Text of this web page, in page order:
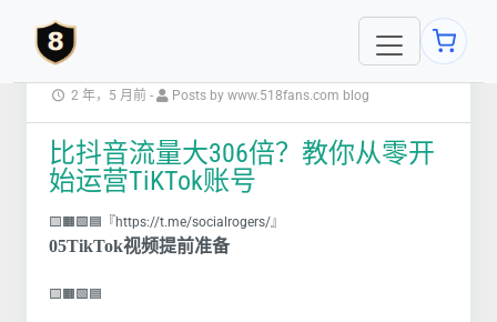
2 年，5 月前 - Posts by www.518fans.com blog
比抖音流量大306倍？教你从零开
始运营TiKTok账号
🟨🟧🟩🟦『https://t.me/socialrogers/』
05TikTok视频提前准备
🟨🟧🟩🟦